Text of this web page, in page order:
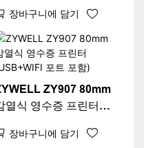
루투스(옵션) 지원) 블
장바구니에 담기
ZY907 80mm
열식 영수증 프린터
장바구니에 담기